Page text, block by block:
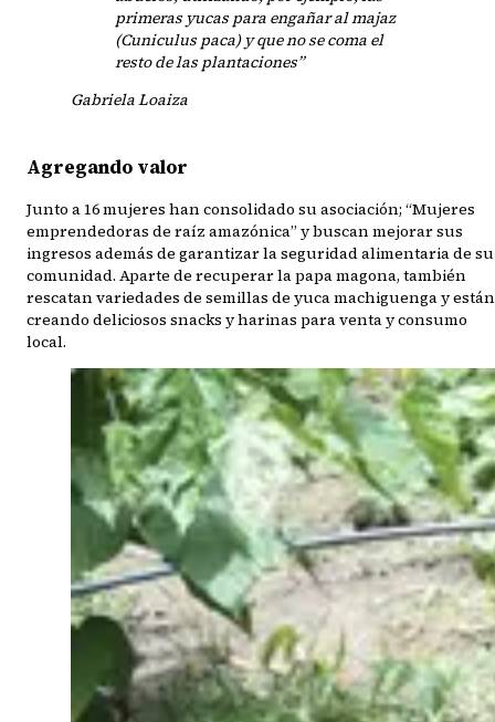
primeras yucas para engañar al majaz
(Cuniculus paca) y que no se coma el
resto de las plantaciones”
Gabriela Loaiza
Agregando valor
Junto a 16 mujeres han consolidado su asociación; “Mujeres
emprendedoras de raíz amazónica” y buscan mejorar sus
ingresos además de garantizar la seguridad alimentaria de su
comunidad. Aparte de recuperar la papa magona, también
rescatan variedades de semillas de yuca machiguenga y están
creando deliciosos snacks y harinas para venta y consumo
local.